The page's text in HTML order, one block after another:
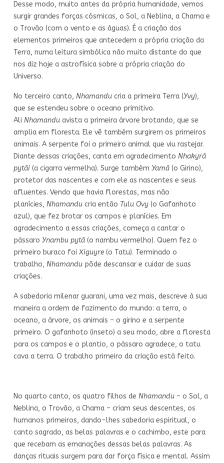
Desse modo, muito antes da própria humanidade, vemos
surgir grandes forças cósmicas, o Sol, a Neblina, a Chama e
o Trovão (com o vento e as águas). É a criação dos
elementos primeiros que antecedem a própria criação da
Terra, numa leitura simbólica não muito distante do que
nos diz hoje a astrofísica sobre a própria criação do
Universo.
No terceiro canto, Nhamandu cria a primeira Terra (Yvy),
que se estendeu sobre o oceano primitivo.
Ali Nhamandu avista a primeira árvore brotando, que se
amplia em floresta. Ele vê também surgirem os primeiros
animais. A serpente foi o primeiro animal que viu rastejar.
Diante dessas criações, canta em agradecimento Nhakyrã
pytãi (a cigarra vermelha). Surge também Yamã (o Girino),
protetor das nascentes e com ele as nascentes e seus
afluentes. Vendo que havia florestas, mas não
planícies, Nhamandu cria então Tulu Ovy (o Gafanhoto
azul), que fez brotar os campos e planícies. Em
agradecimento a essas criações, começa a cantar o
pássaro Ynambu pytã (o nambu vermelho). Quem fez o
primeiro buraco foi Xiguyre (o Tatu). Terminado o
trabalho, Nhamandu pôde descansar e cuidar de suas
criações.
A sabedoria milenar guarani, uma vez mais, descreve à sua
maneira a ordem de fazimento do mundo: a terra, o
oceano, a árvore, os animais – o girino e a serpente
primeiro. O gafanhoto (inseto) a seu modo, abre a floresta
para os campos e o plantio, o pássaro agradece, o tatu
cava a terra. O trabalho primeiro da criação está feito.
No quarto canto, os quatro filhos de Nhamandu – o Sol, a
Neblina, o Trovão, a Chama – criam seus descentes, os
humanos primeiros, dando-lhes sabedoria espiritual, o
canto sagrado, as belas palavras e o cachimbo, este para
que recebam as emanações dessas belas palavras. As
danças rituais surgem para dar força física e mental. Assim